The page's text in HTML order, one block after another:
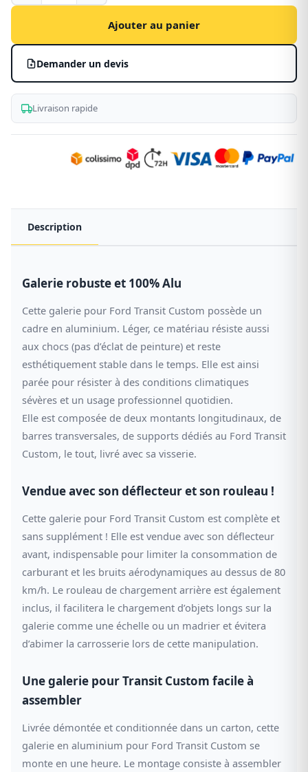
Ford
Custom
en
aluminium
Ajouter au panier
Demander un devis
Livraison rapide
Description
Galerie robuste et 100% Alu
Cette galerie pour Ford Transit Custom possède un
cadre en aluminium. Léger, ce matériau résiste aussi
aux chocs (pas d’éclat de peinture) et reste
esthétiquement stable dans le temps. Elle est ainsi
parée pour résister à des conditions climatiques
sévères et un usage professionnel quotidien.
Elle est composée de deux montants longitudinaux, de
barres transversales, de supports dédiés au Ford Transit
Custom, le tout, livré avec sa visserie.
Vendue avec son déflecteur et son rouleau !
Cette galerie pour Ford Transit Custom est complète et
sans supplément ! Elle est vendue avec son déflecteur
avant, indispensable pour limiter la consommation de
carburant et les bruits aérodynamiques au dessus de 80
km/h. Le rouleau de chargement arrière est également
inclus, il facilitera le chargement d’objets longs sur la
galerie comme une échelle ou un madrier et évitera
d’abimer la carrosserie lors de cette manipulation.
Une galerie pour Transit Custom facile à
assembler
Livrée démontée et conditionnée dans un carton, cette
galerie en aluminium pour Ford Transit Custom se
monte en une heure. Le montage consiste à assembler